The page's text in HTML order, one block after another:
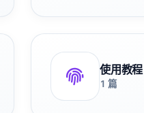
使用教程
1 篇